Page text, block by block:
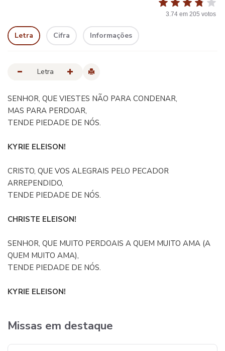
3.74 em 205 votos
Letra Cifra Informações
Letra
SENHOR, QUE VIESTES NÃO PARA CONDENAR,
MAS PARA PERDOAR,
TENDE PIEDADE DE NÓS.
KYRIE ELEISON!
CRISTO, QUE VOS ALEGRAIS PELO PECADOR
ARREPENDIDO,
TENDE PIEDADE DE NÓS.
CHRISTE ELEISON!
SENHOR, QUE MUITO PERDOAIS A QUEM MUITO AMA (A
QUEM MUITO AMA),
TENDE PIEDADE DE NÓS.
KYRIE ELEISON!
Missas em destaque